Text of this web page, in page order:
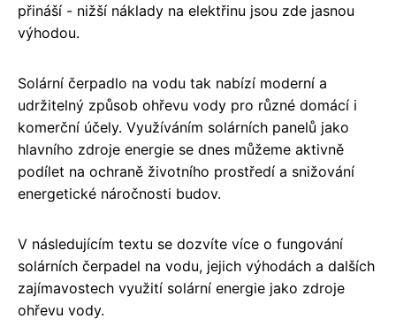
přináší - nižší náklady na elektřinu jsou zde jasnou
výhodou.
Solární čerpadlo na vodu tak nabízí moderní a
udržitelný způsob ohřevu vody pro různé domácí i
komerční účely. Využíváním solárních panelů jako
hlavního zdroje energie se dnes můžeme aktivně
podílet na ochraně životního prostředí a snižování
energetické náročnosti budov.
V následujícím textu se dozvíte více o fungování
solárních čerpadel na vodu, jejich výhodách a dalších
zajímavostech využití solární energie jako zdroje
ohřevu vody.